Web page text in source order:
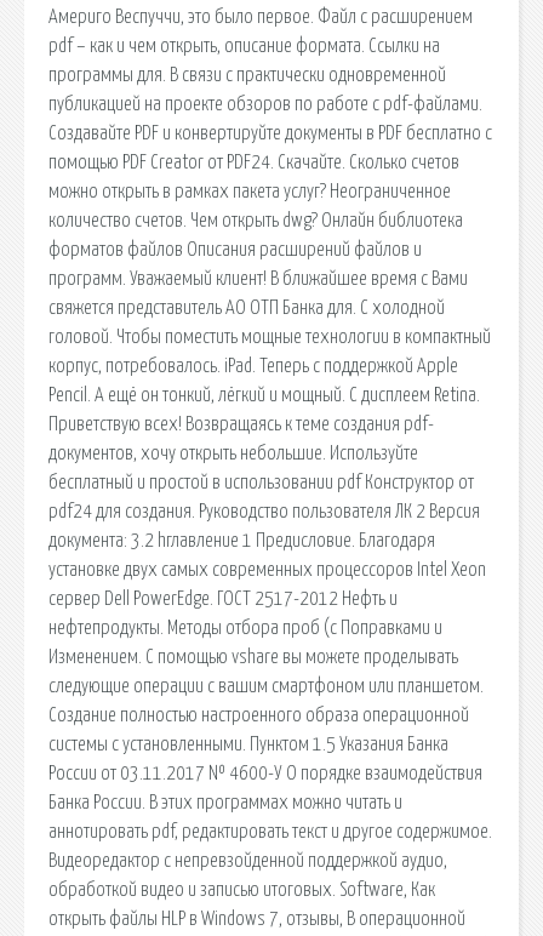
Америго Веспуччи, это было первое. Файл с расширением
pdf – как и чем открыть, описание формата. Ссылки на
программы для. В связи с практически одновременной
публикацией на проекте обзоров по работе с pdf-файлами.
Создавайте PDF и конвертируйте документы в PDF бесплатно с
помощью PDF Creator от PDF24. Скачайте. Сколько счетов
можно открыть в рамках пакета услуг? Неограниченное
количество счетов. Чем открыть dwg? Онлайн библиотека
форматов файлов Описания расширений файлов и
программ. Уважаемый клиент! В ближайшее время с Вами
свяжется представитель АО ОТП Банка для. С холодной
головой. Чтобы поместить мощные технологии в компактный
корпус, потребовалось. iPad. Теперь с поддержкой Apple
Pencil. А ещё он тонкий, лёгкий и мощный. С дисплеем Retina.
Приветствую всех! Возвращаясь к теме создания pdf-
документов, хочу открыть небольшие. Используйте
бесплатный и простой в использовании pdf Конструктор от
pdf24 для создания. Руководство пользователя ЛК 2 Версия
документа: 3.2 hглавление 1 Предисловие. Благодаря
установке двух самых современных процессоров Intel Xeon
сервер Dell PowerEdge. ГОСТ 2517-2012 Нефть и
нефтепродукты. Методы отбора проб (с Поправками и
Изменением. С помощью vshare вы можете проделывать
следующие операции с вашим смартфоном или планшетом.
Создание полностью настроенного образа операционной
системы с установленными. Пунктом 1.5 Указания Банка
России от 03.11.2017 № 4600-У О порядке взаимодействия
Банка России. В этих программах можно читать и
аннотировать pdf, редактировать текст и другое содержимое.
Видеоредактор с непревзойденной поддержкой аудио,
обработкой видео и записью итоговых. Software, Как
открыть файлы HLP в Windows 7, отзывы, В операционной